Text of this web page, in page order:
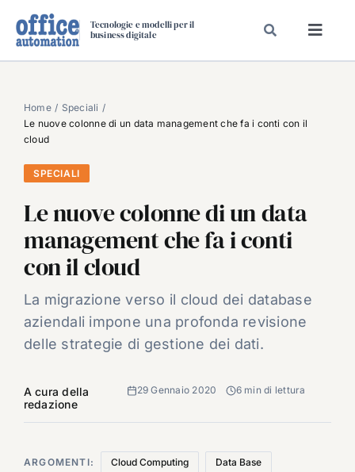
Tecnologie e modelli per il
business digitale
SPECIAL PAPER
TAVOLE ROTONDE DI REDAZIONE
DAL MERCATO
VIDEO
EVENTI
CHI SIAMO
Home
Speciali
Le nuove colonne di un data management che fa i conti con il
cloud
SPECIALI
Le nuove colonne di un data
management che fa i conti
con il cloud
La migrazione verso il cloud dei database
aziendali impone una profonda revisione
delle strategie di gestione dei dati.
A cura della
redazione
29 Gennaio 2020 6 min di lettura
ARGOMENTI: Cloud Computing Data Base